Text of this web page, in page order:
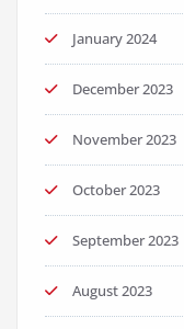
January 2024
December 2023
November 2023
October 2023
September 2023
August 2023